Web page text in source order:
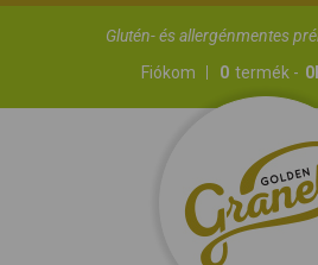
Glutén- és allergénmentes
Fiókom
0 termék - 0